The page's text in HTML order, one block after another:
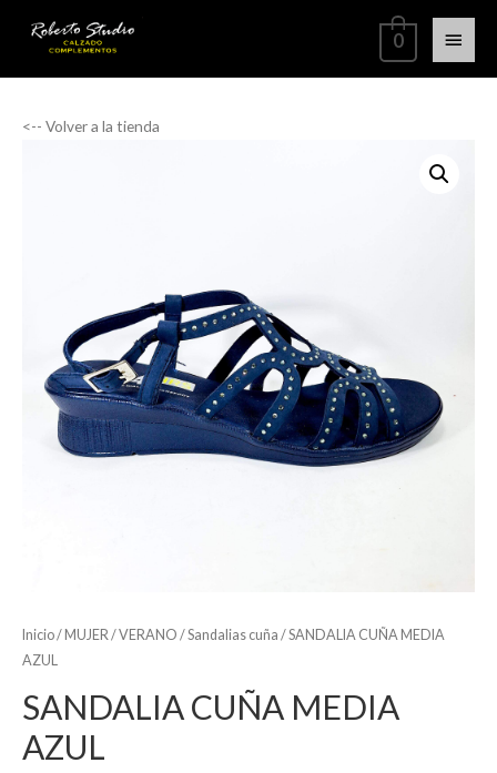
0
<-- Volver a la tienda
Inicio/ MUJER /VERANO /Sandalias cuña / SANDALIA CUÑA MEDIA
AZUL
SANDALIA CUÑA MEDIA
AZUL